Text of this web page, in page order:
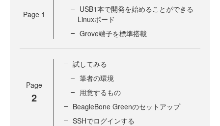
Page 1
USB1本で開発を始めることができる
Linuxボード
Grove端子を標準搭載
Page
2
試してみる
筆者の環境
用意するもの
BeagleBone Greenのセットアップ
SSHでログインする